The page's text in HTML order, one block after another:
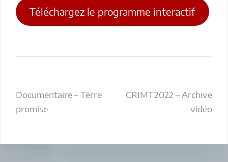
Téléchargez le programme interactif
Navigation
de
Documentaire – Terre
promise
CRIMT2022 – Archive
vidéo